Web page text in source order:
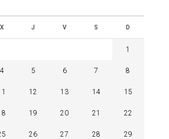
X J V S D
1
4 5 6 7 8
12 13 14 15
19 20 21 22
26 27 28 29